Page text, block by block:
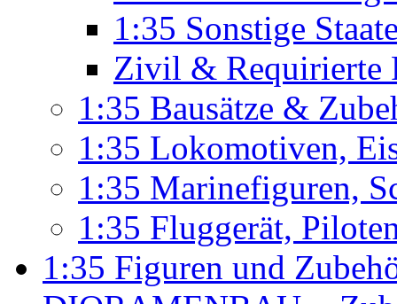
1:35 Sonstige
Zivil & Requirierte
1:35 Bausätze &
1:35 Lokomotiven,
1:35 Marinefiguren,
1:35 Fluggerät,
1:35 Figuren und